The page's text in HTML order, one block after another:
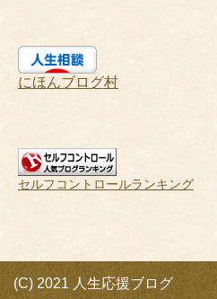
にほんブログ村
セルフコントロールランキング
(C) 2021 人生応援ブログ